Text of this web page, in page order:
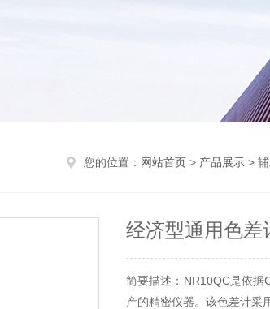
您的位置： 网站首页 > 产品展示 >
经济型通用色差
简要描述：NR10QC是依据
产的精密仪器。该色差计采